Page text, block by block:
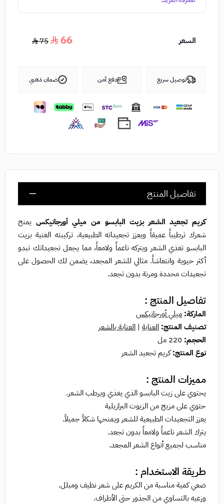
السعر 66
75
توصيل سريع دفع آمن ضمان ذهبي
تفاصيل المنتج
كريم تجعيد الشعر بزيت البابسو من ميلي أورجانيكس يمنح
شعرك ترطيباً عميقاً ويعزز تجعيداته الطبيعية. تركيبته الغنية بزيت
البابسو تغذي الشعر ويتركه ناعماً ولامعاً، مما يجعل تجعيداتك تبدو
أكثر حيوية وانتعاشاً. مثالي للشعر المجعد، يضمن لك الحصول على
تجعيدات محددة ومرنة بدون تجعد.
تفاصيل المنتج :
الماركة: ميلي أورجانيكس
تصنيف المنتج: العناية | العناية بالشعر
الحجم: 220 مل
نوع المنتج:كريم تجعيد الشعر
مميزات المنتج :
يحتوي على زيت البابسو الذي يغذي ويرطب الشعر.
حتوي على مزيج من الزيوت البرازيلية
يعزز التجعيدات الطبيعية للشعر ويمنحها شكلاً جميلاً.
يترك الشعر ناعماً ولامعاً بدون تجعد.
مناسب لجميع أنواع الشعر المجعد.
طريقة الاستخدام :
ضعي كمية مناسبة من الكريم على شعر نظيف ومبلل.
وزعيه بالتساوي من الجذور حتى الأطراف.